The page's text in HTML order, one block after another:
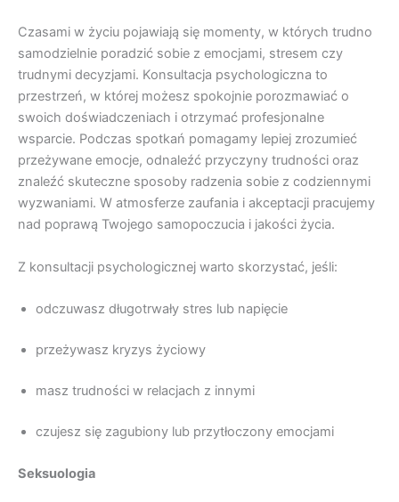
Czasami w życiu pojawiają się momenty, w których trudno
samodzielnie poradzić sobie z emocjami, stresem czy
trudnymi decyzjami. Konsultacja psychologiczna to
przestrzeń, w której możesz spokojnie porozmawiać o
swoich doświadczeniach i otrzymać profesjonalne
wsparcie. Podczas spotkań pomagamy lepiej zrozumieć
przeżywane emocje, odnaleźć przyczyny trudności oraz
znaleźć skuteczne sposoby radzenia sobie z codziennymi
wyzwaniami. W atmosferze zaufania i akceptacji pracujemy
nad poprawą Twojego samopoczucia i jakości życia.
Z konsultacji psychologicznej warto skorzystać, jeśli:
odczuwasz długotrwały stres lub napięcie
przeżywasz kryzys życiowy
masz trudności w relacjach z innymi
czujesz się zagubiony lub przytłoczony emocjami
Seksuologia